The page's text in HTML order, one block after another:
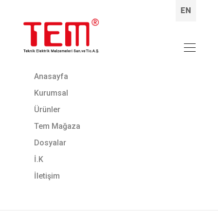
EN
Anasayfa
Kurumsal
Ürünler
Tem Mağaza
Dosyalar
İ.K
İletişim